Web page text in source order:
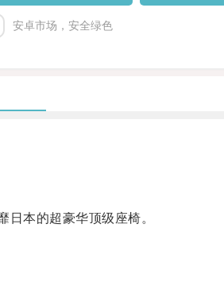
安卓市场，安全绿色
本的超豪华顶级座椅。